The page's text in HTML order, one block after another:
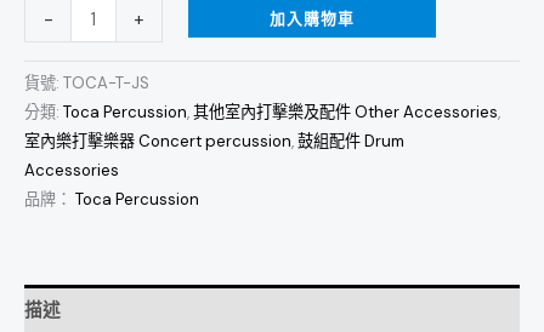
- + 加入購物車
貨號: TOCA-T-JS
分類: Toca Percussion,其他室內打擊樂及配件 Other Accessories,
室內樂打擊樂器 Concert percussion,鼓組配件 Drum
Accessories
品牌： Toca Percussion
描述